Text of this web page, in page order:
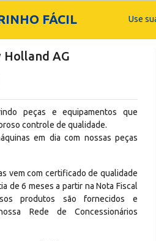
FÁCIL Use
Holland AG
peças e equipamentos que
controle de qualidade.
em dia com nossas peças
vem com certificado de qualidade
de 6 meses a partir na Nota Fiscal
produtos são fornecidos e
Rede de Concessionários